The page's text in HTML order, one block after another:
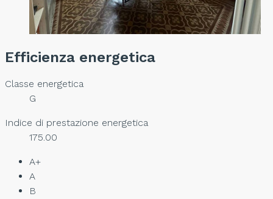
Efficienza energetica
Classe energetica
G
Indice di prestazione energetica
175.00
A+
A
B